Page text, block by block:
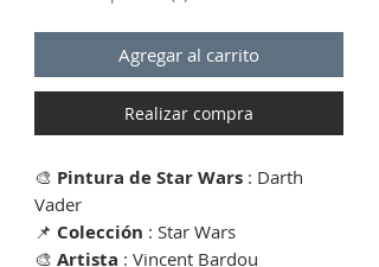
Agregar al carrito
Realizar compra
🎨 Pintura de Star Wars : Darth
Vader
📌 Colección : Star Wars
🎨 Artista : Vincent Bardou